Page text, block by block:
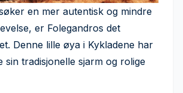
en mer autentisk og mindre
er Folegandros det
Denne lille øya i Kykladene har
sin tradisjonelle sjarm og rolige